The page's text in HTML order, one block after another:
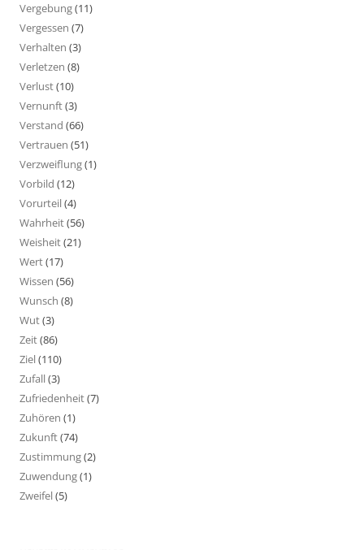
Vergebung(11)
Vergessen (7)
Verhalten (3)
Verletzen (8)
Verlust(10)
Vernunft(3)
Verstand (66)
Vertrauen (51)
Verzweiflung(1)
Vorbild (12)
Vorurteil(4)
Wahrheit(56)
Weisheit(21)
Wert(17)
Wissen (56)
Wunsch (8)
Wut(3)
Zeit(86)
Ziel(110)
Zufall(3)
Zufriedenheit(7)
Zuhören (1)
Zukunft(74)
Zustimmung(2)
Zuwendung(1)
Zweifel(5)